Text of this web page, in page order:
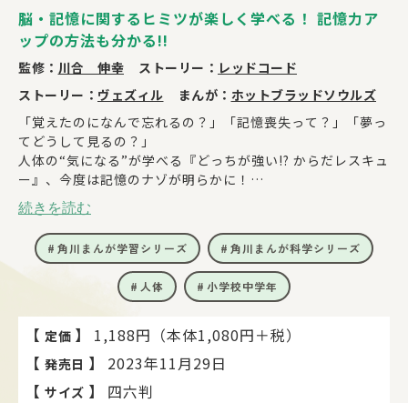
脳・記憶に関するヒミツが楽しく学べる！ 記憶力ア
ップの方法も分かる!!
監修： 川合 伸幸 ストーリー： レッドコード
ストーリー： ヴェズィル まんが： ホットブラッドソウルズ
「覚えたのになんで忘れるの？」「記憶喪失って？」「夢っ
てどうして見るの？」
人体の“気になる”が学べる『どっちが強い!? からだレスキュ
ー』、今度は記憶のナゾが明らかに！
▼監修・川合伸幸先生コメント
「記憶は、思い出のことだと思っていませんか？じつは記憶
にはいろいろな種類のものがあります。この本で、覚えた
り、忘れたりする記憶の不思議に迫ってみましょう。」
▼あらすじ
動物の記憶の力を調査するため、研究者・ジルと共にクワメ
すると長老は記憶を失っており、アリマというあやしい男が
村を支配していた。
続きを読む
角川まんが学習シリーズ 角川まんが科学シリーズ
人体 小学校中学年
【 定価 】
1,188円（本体1,080円＋税）
【 発売日 】
2023年11月29日
【 サイズ 】
四六判